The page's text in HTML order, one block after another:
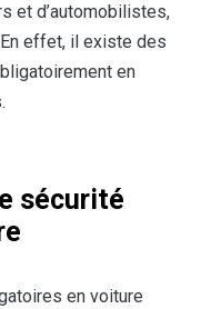
et d’automobilistes,
effet, il existe des
en
sécurité
en voiture